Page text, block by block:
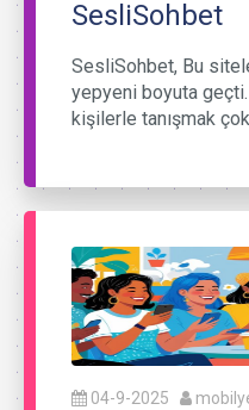
SesliSohbet
SesliSohbet, Bu
yepyeni boyuta
kişilerle tanışmak
04-9-2025